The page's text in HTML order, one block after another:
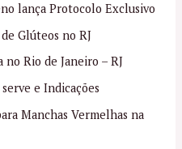
lança Protocolo Exclusivo
Glúteos no RJ
Rio de Janeiro – RJ
e Indicações
Manchas Vermelhas na